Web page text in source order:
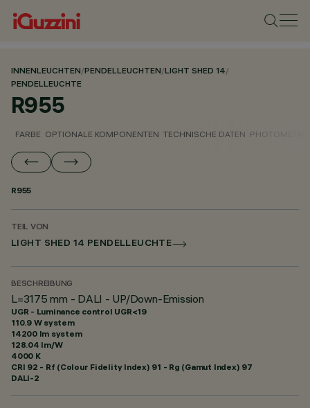
INNENLEUCHTEN/PENDELLEUCHTEN/LIGHT SHED 14/
PENDELLEUCHTE
R955
FARBE OPTIONALE KOMPONENTEN TECHNISCHE DATEN
R955
TEIL VON
LIGHT SHED 14 PENDELLEUCHTE
BESCHREIBUNG
L=3175 mm - DALI - UP/Down-Emission
UGR - Luminance control UGR<19
110.9 W system
14200 lm system
128.04 lm/W
4000 K
CRI 92 - Rf (Colour Fidelity Index) 91 - Rg (Gamut Index) 97
DALI-2